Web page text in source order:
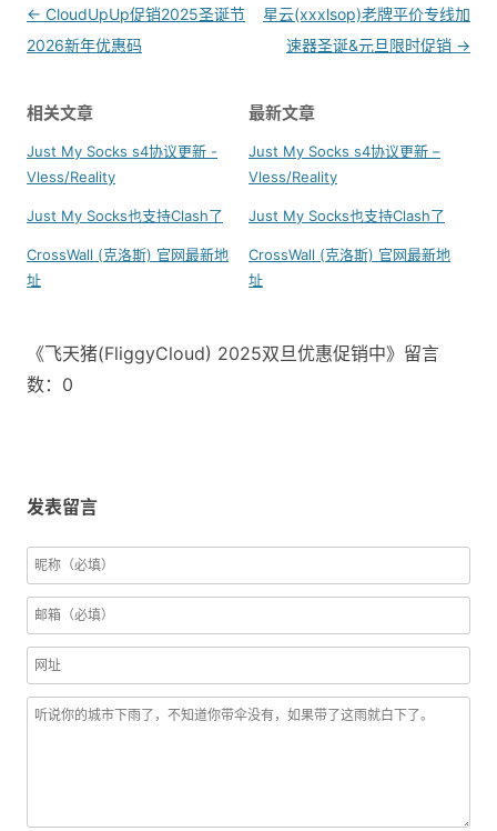
Post
navigation
← CloudUpUp促销2025圣诞节
2026新年优惠码
星云(xxxlsop)老牌平价专线加
速器圣诞&元旦限时促销 →
相关文章
Just My Socks s4协议更新 -
Vless/Reality
Just My Socks也支持Clash了
CrossWall (克洛斯) 官网最新地
址
最新文章
Just My Socks s4协议更新 –
Vless/Reality
Just My Socks也支持Clash了
CrossWall (克洛斯) 官网最新地
址
《飞天猪(FliggyCloud) 2025双旦优惠促销中》留言
数：0
发表留言